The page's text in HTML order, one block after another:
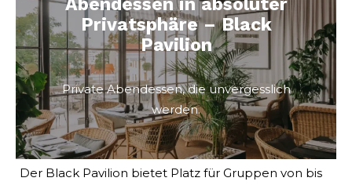
Abendessen in absoluter
Privatsphäre – Black
Pavilion
Private Abendessen, die unvergesslich
werden.
Der Black Pavilion bietet Platz für Gruppen von bis